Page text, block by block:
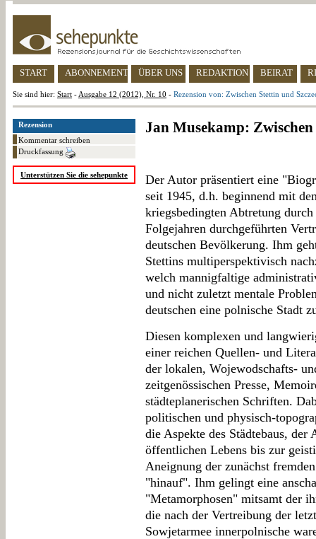
START ABONNEMENT ÜBER UNS REDAKTION BEIRAT
Sie sind hier: Start - Ausgabe 12 (2012), Nr. 10 - Rezension von: Zwischen Stettin und
Rezension
Kommentar schreiben
Druckfassung
Unterstützen Sie die sehepunkte
Jan Musekamp:
Der Autor präsentiert eine
seit 1945, d.h. beginnend mit
kriegsbedingten Abtretung
Folgejahren durchgeführten
deutschen Bevölkerung. Ihm
Stettins multiperspektivisch
welch mannigfaltige
und nicht zuletzt mentale
deutschen eine polnische Stadt
Diesen komplexen und
einer reichen Quellen- und
der lokalen, Wojewodschafts-
zeitgenössischen Presse,
städteplanerischen Schriften.
politischen und physisch-
die Aspekte des Städtebaus,
öffentlichen Lebens bis zur
Aneignung der zunächst
"hinauf". Ihm gelingt eine
"Metamorphosen" mitsamt der
die nach der Vertreibung der
Sowjetarmee innerpolnische